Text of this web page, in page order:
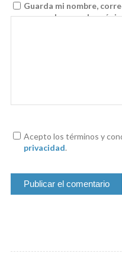
Guarda mi nombre,
navegador para la
Acepto los términos y
privacidad.